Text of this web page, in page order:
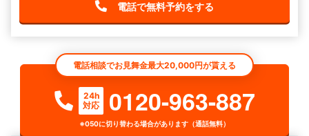
電話で無料予約をする
電話相談でお見舞金最大20,000円が貰える
24h
対応
0120-963-887
※050に切り替わる場合があります（通話無料）